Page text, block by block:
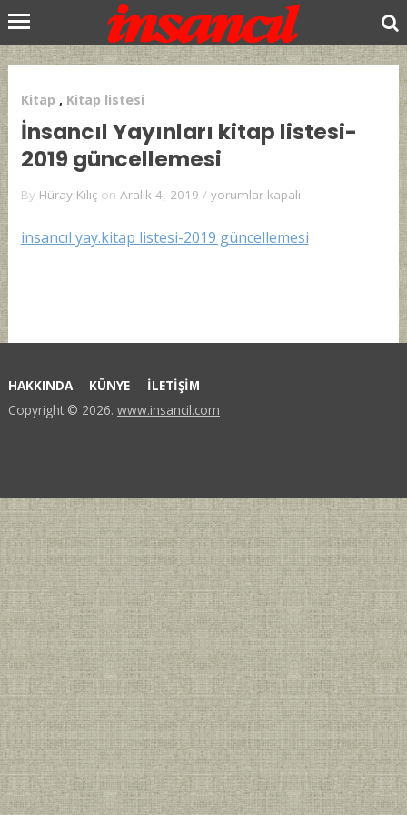
Kitap , Kitap listesi
İnsancıl Yayınları kitap listesi-
2019 güncellemesi
By Hüray Kılıç on Aralık 4, 2019 / İnsancıl
kitap
yorumlar kapalı
insancıl yay.kitap listesi-2019 güncellemesi
HAKKINDA KÜNYE
İLETİŞİM
Copyright © 2026. www.insancil.com